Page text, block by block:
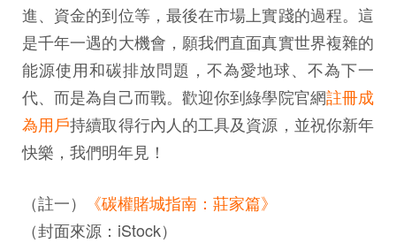
進、資金的到位等，最後在市場上實踐的過程。這
是千年一遇的大機會，願我們直面真實世界複雜的
能源使用和碳排放問題，不為愛地球、不為下一
代、而是為自己而戰。歡迎你到綠學院官網註冊成
為用戶持續取得行內人的工具及資源，並祝你新年
快樂，我們明年見！
（註一）
《碳權賭城指南：莊家篇》
（封面來源：iStock）